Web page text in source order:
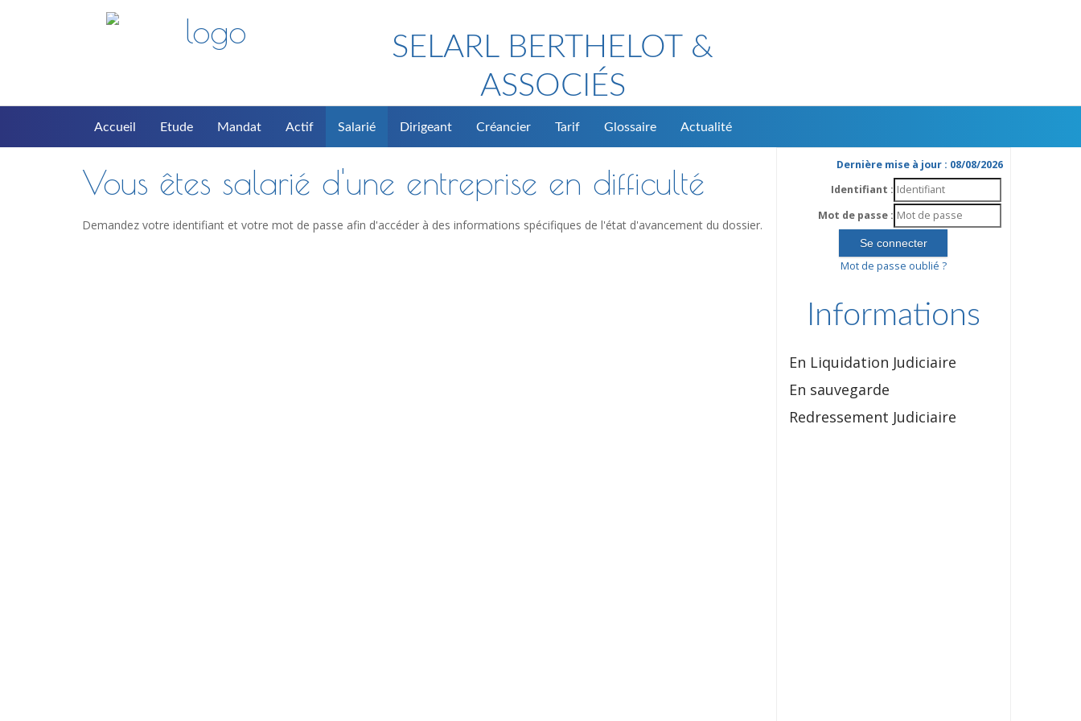
SELARL BERTHELOT &
ASSOCIÉS
Accueil Etude Mandat Actif Salarié Dirigeant Créancier Tarif Glossaire Actualité
Vous êtes salarié d'une entreprise en difficulté
Demandez votre identifiant et votre mot de passe afin d'accéder à des informations spécifiques de l'état d'avancement du dossier.
Dernière mise à jour : 08/08/2026
Identifiant :
Mot de passe :
Mot de passe oublié ?
Informations
En Liquidation Judiciaire
En sauvegarde
Redressement Judiciaire